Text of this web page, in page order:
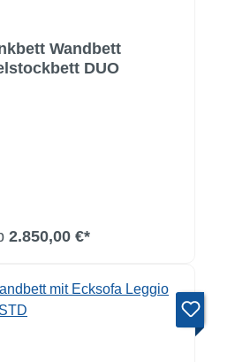
Wandbett
DUO
2.850,00 €*